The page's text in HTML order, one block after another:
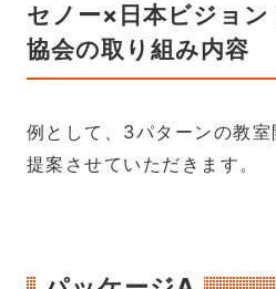
セノー×日本ビジョン
協会の取り組み内容
例として、3パターンの教
提案させていただきます。